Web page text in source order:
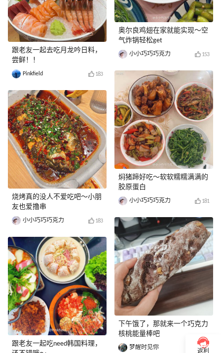
跟老友一起去吃月龙吟日料，
尝鲜！！
Pinkfield 183
烧烤真的没人不爱吃吧～小朋
友也爱撸串
小小巧巧巧克力 183
跟老友一起吃need韩国料理，
奥尔良鸡翅在家就能实现～空
气炸锅轻松get
小小巧巧巧克力 153
焖猪蹄好吃～软软糯糯满满的
胶原蛋白
小小巧巧巧克力 181
下午饿了，那就来一个巧克力
核桃能量棒吧
梦醒时见你 169
返利